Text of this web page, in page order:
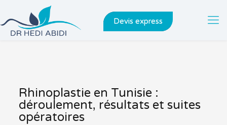
Devis express
Rhinoplastie en Tunisie :
déroulement, résultats et suites
opératoires